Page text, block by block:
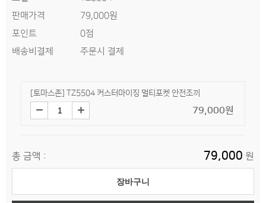
판매가격
79,000원
포인트
0점
배송비결제
주문시 결제
[토마스존] TZ5504 커스터마이징 멀티포켓 안전조끼
79,000원
총 금액 : 79,000 원
장바구니